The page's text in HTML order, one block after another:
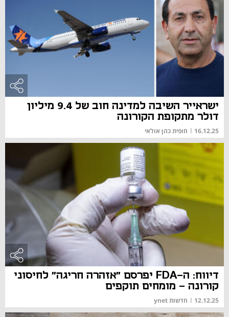
ישראייר השיבה למדינה חוב של 9.4 מיליון
דולר מתקופת הקורונה
16.12.25
| חופית כהן אולאי
דיווח: ה-FDA יפרסם "אזהרה חריגה" לחיסוני
קורונה - מומחים תוקפים
12.12.25
| חדשות ynet